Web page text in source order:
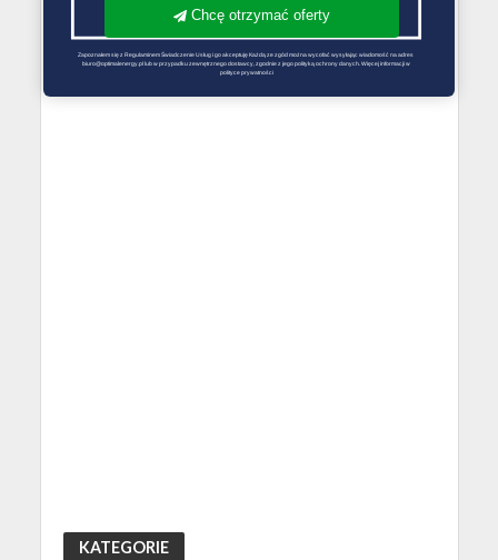
KATEGORIE
Chcę otrzymać oferty
Zapoznałem się z Regulaminem Świadczenie Usług i go akceptuję Każdą ze zgód można wycofać wysyłając wiadomość na adres
biuro@optimalenergy.pl lub w przypadku zewnętrznego dostawcy, zgodnie z jego polityką ochrony danych. Więcej informacji w
polityce prywatności